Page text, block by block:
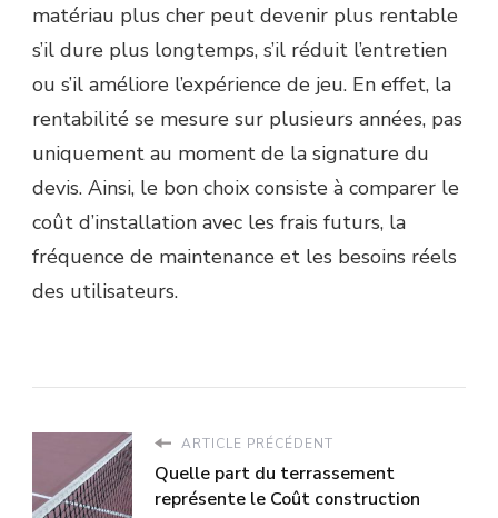
matériau plus cher peut devenir plus rentable
s’il dure plus longtemps, s’il réduit l’entretien
ou s’il améliore l’expérience de jeu. En effet, la
rentabilité se mesure sur plusieurs années, pas
uniquement au moment de la signature du
devis. Ainsi, le bon choix consiste à comparer le
coût d’installation avec les frais futurs, la
fréquence de maintenance et les besoins réels
des utilisateurs.
ARTICLE PRÉCÉDENT
Quelle part du terrassement
représente le Coût construction